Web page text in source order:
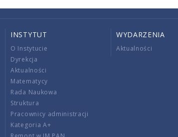
INSTYTUT
O Instytucie
Dyrekcja
Aktualności
Matematycy
Rada Naukowa
Struktura
Pracownicy administracji
Kategoria A+
WYDARZENIA
Aktualności